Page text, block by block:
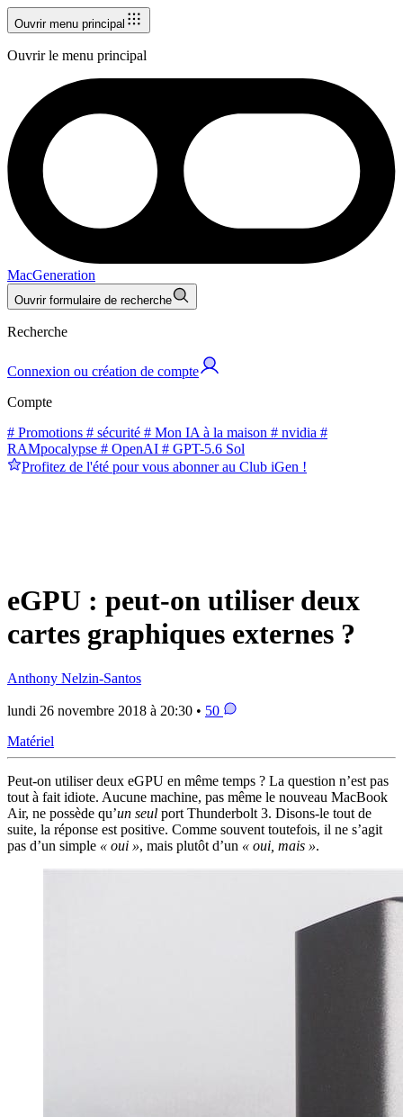
Ouvrir menu principal
Ouvrir le menu principal
MacGeneration
Ouvrir formulaire de recherche
Recherche
Connexion ou création de compte
Compte
# Promotions # sécurité # Mon IA à la maison # nvidia #
RAMpocalypse # OpenAI # GPT-5.6 Sol
Profitez de l'été pour vous abonner au Club iGen !
eGPU : peut-on utiliser deux
cartes graphiques externes ?
Anthony Nelzin-Santos
lundi 26 novembre 2018 à 20:30 • 50
Matériel
Peut-on utiliser deux eGPU en même temps ? La question n’est pas
tout à fait idiote. Aucune machine, pas même le nouveau MacBook
Air, ne possède qu’un seul port Thunderbolt 3. Disons-le tout de
suite, la réponse est positive. Comme souvent toutefois, il ne s’agit
pas d’un simple « oui », mais plutôt d’un « oui, mais ».